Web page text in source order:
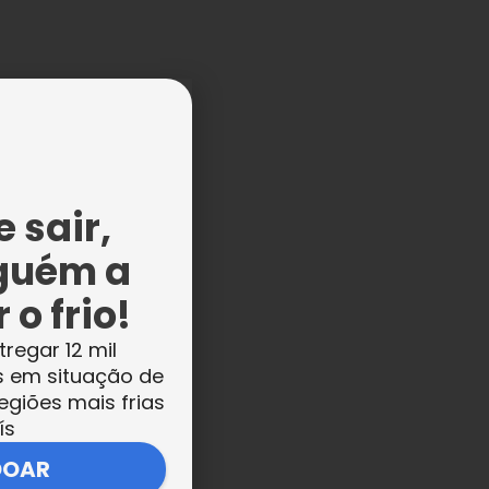
sair,
a
o frio!
12 mil
em situação de
mais frias